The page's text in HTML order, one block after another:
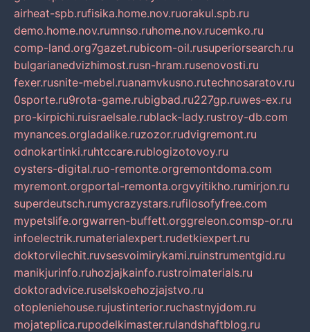
airheat-spb.rufisika.home.nov.ruorakul.spb.ru
demo.home.nov.rumnso.ruhome.nov.rucemko.ru
comp-land.org7gazet.rubicom-oil.rusuperiorsearch.ru
bulgarianedvizhimost.rusn-hram.rusenovosti.ru
fexer.rusnite-mebel.ruanamvkusno.rutechnosaratov.ru
0sporte.ru9rota-game.rubigbad.ru227gp.ruwes-ex.ru
pro-kirpichi.ruisraelsale.rublack-lady.rustroy-db.com
mynances.orgladalike.ruzozor.rudvigremont.ru
odnokartinki.ruhtccare.rublogizotovoy.ru
oysters-digital.ruo-remonte.orgremontdoma.com
myremont.orgportal-remonta.orgvyitikho.rumirjon.ru
superdeutsch.rumycrazystars.rufilosofyfree.com
mypetslife.orgwarren-buffett.orggreleon.comsp-or.ru
infoelectrik.rumaterialexpert.rudetkiexpert.ru
doktorvilechit.ruvsesvoimirykami.ruinstrumentgid.ru
manikjurinfo.ruhozjajkainfo.rustroimaterials.ru
doktoradvice.ruselskoehozjajstvo.ru
otopleniehouse.rujustinterior.ruchastnyjdom.ru
mojateplica.rupodelkimaster.rulandshaftblog.ru